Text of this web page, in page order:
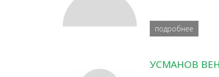
подробнее
УСМАНОВ